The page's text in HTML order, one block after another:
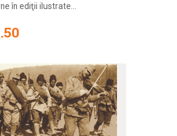
în ediţii ilustrate...